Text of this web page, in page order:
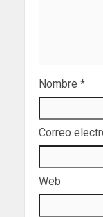
Nombre *
Correo
Web